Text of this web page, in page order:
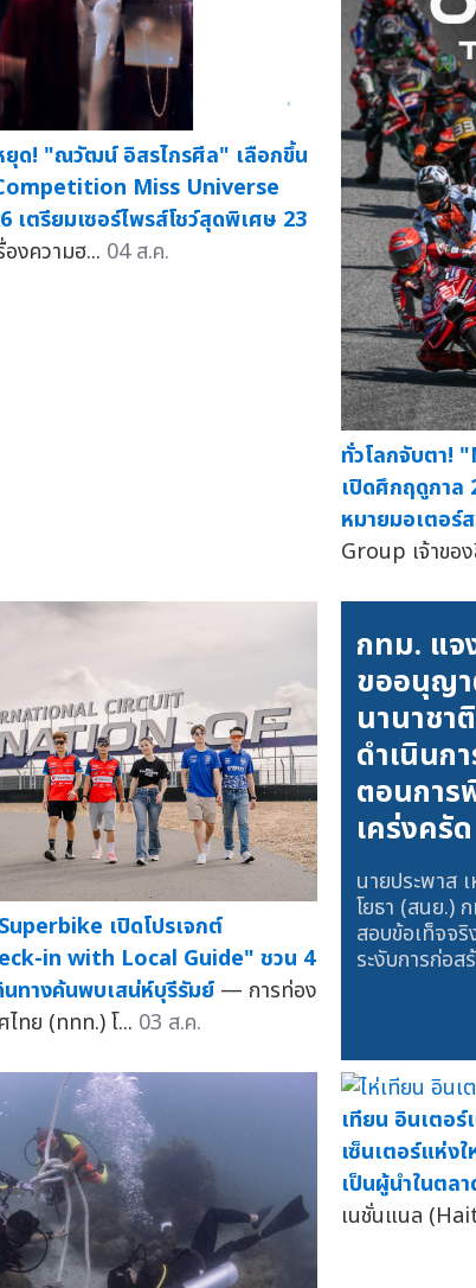
ยุด! "ณวัฒน์ อิสรไกรศีล" เลือกขึ้น
Miss Universe
เตรียมเซอร์ไพรส์โชว์สุดพิเศษ 23
งความฮ... 04 ส.ค.
ทั่วโลกจับตา!
เปิดศึกฤดูกาล
หมายมอเตอร์
Group เจ้าขอ
เปิดโปรเจกต์
in with Local Guide" ชวน 4
ทางค้นพบเสน่ห์บุรีรัมย์ — การท่อง
ไทย (ททท.) โ... 03 ส.ค.
กทม. แจ
ขออนุญา
นานาชา
ดำเนินก
ตอนการ
เคร่งครัด
นายประพาส
โยธา (สนย.)
สอบข้อเท็จจ
ระงับการก่อส
เทียน อินเตอ
เซ็นเตอร์แห่ง
เป็นผู้นำในตล
เนชั่นแนล